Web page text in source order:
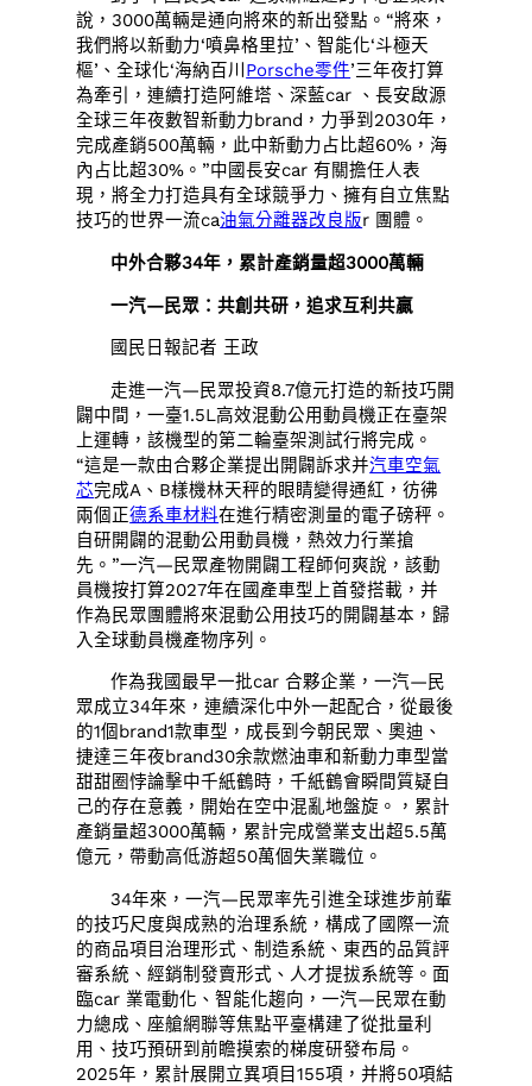
說，3000萬輛是通向將來的新出發點。“將來，
我們將以新動力‘噴鼻格里拉’、智能化‘斗極天
樞’、全球化‘海納百川 Porsche零件’三年夜打算
為牽引，連續打造阿維塔、深藍car 、長安啟源
全球三年夜數智新動力brand，力爭到2030年，
完成產銷500萬輛，此中新動力占比超60%，海
內占比超30%。”中國長安car 有關擔任人表
現，將全力打造具有全球競爭力、擁有自立焦點
技巧的世界一流ca油氣分離器改良版r 團體。
中外合夥34年，累計產銷量超3000萬輛
一汽—民眾：共創共研，追求互利共贏
國民日報記者 王政
走進一汽—民眾投資8.7億元打造的新技巧開
闢中間，一臺1.5L高效混動公用動員機正在臺架
上運轉，該機型的第二輪臺架測試行將完成。
“這是一款由合夥企業提出開闢訴求并汽車空氣
芯完成A、B樣機林天秤的眼睛變得通紅，彷彿
兩個正德系車材料在進行精密測量的電子磅秤。
自研開闢的混動公用動員機，熱效力行業搶
先。”一汽—民眾產物開闢工程師何爽說，該動
員機按打算2027年在國產車型上首發搭載，并
作為民眾團體將來混動公用技巧的開闢基本，歸
入全球動員機產物序列。
作為我國最早一批car 合夥企業，一汽—民
眾成立34年來，連續深化中外一起配合，從最後
的1個brand1款車型，成長到今朝民眾、奧迪、
捷達三年夜brand30余款燃油車和新動力車型當
甜甜圈悖論擊中千紙鶴時，千紙鶴會瞬間質疑自
己的存在意義，開始在空中混亂地盤旋。，累計
產銷量超3000萬輛，累計完成營業支出超5.5萬
億元，帶動高低游超50萬個失業職位。
34年來，一汽—民眾率先引進全球進步前輩
的技巧尺度與成熟的治理系統，構成了國際一流
的商品項目治理形式、制造系統、東西的品質評
審系統、經銷制發賣形式、人才提拔系統等。面
臨car 業電動化、智能化趨向，一汽—民眾在動
力總成、座艙網聯等焦點平臺構建了從批量利
用、技巧預研到前瞻摸索的梯度研發布局。
2025年，累計展開立異項目155項，并將50項結